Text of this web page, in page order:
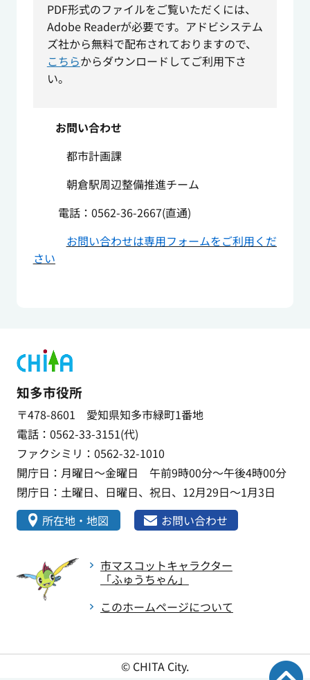
PDF形式のファイルをご覧いただくには、
Adobe Readerが必要です。アドビシステム
ズ社から無料で配布されておりますので、
こちらからダウンロードしてご利用下さ
い。
お問い合わせ
都市計画課
朝倉駅周辺整備推進チーム
電話：0562-36-2667(直通)
お問い合わせは専用フォームをご利用くだ
さい
知多市役所
〒478-8601 愛知県知多市緑町1番地
電話：0562-33-3151(代)
ファクシミリ：0562-32-1010
開庁日：月曜日～金曜日 午前9時00分～午後4時00分
閉庁日：土曜日、日曜日、祝日、12月29日～1月3日
所在地・地図
お問い合わせ
市マスコットキャラクター
「ふゅうちゃん」
このホームページについて
© CHITA City.